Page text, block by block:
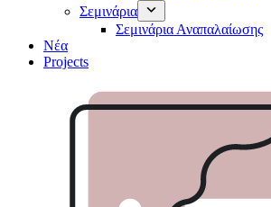
Σεμινάρια
Σεμινάρια Αναπαλαίωσης
Νέα
Projects